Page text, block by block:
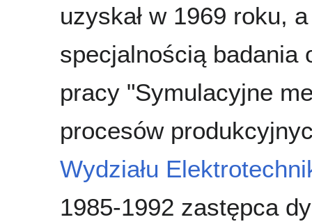
uzyskał w 1969 roku,
specjalnością badania
pracy "Symulacyjne
procesów
Wydziału
1985-1992 zastępca